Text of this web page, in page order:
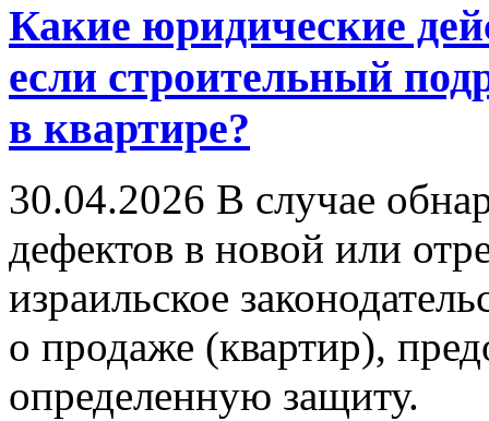
Какие юридические
если строительный
в квартире?
30.04.2026 В случае
дефектов в новой или
израильское
о продаже (квартир),
определенную защиту.